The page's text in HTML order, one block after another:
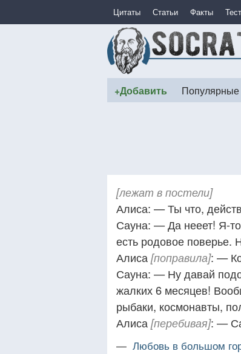
Цитаты Статьи Факты
+Добавить Популярные
[лежат в постели]
Алиса: — Ты что,
Сауна: — Да нееет! Я-
есть родовое поверье.
Алиса [поправила]: —
Сауна: — Ну давай
жалких 6 месяцев!
рыбаки, космонавты,
Алиса [перебивая]: —
— Любовь в большом